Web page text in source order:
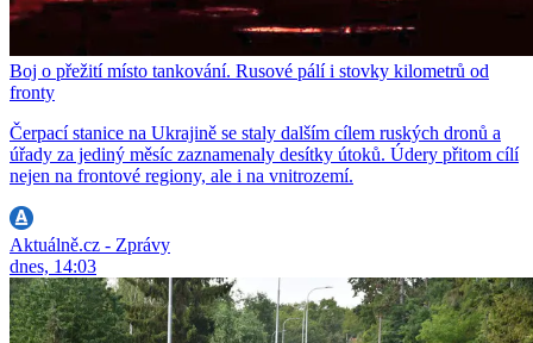
Boj o přežití místo tankování. Rusové pálí i stovky kilometrů od
fronty
Čerpací stanice na Ukrajině se staly dalším cílem ruských dronů a
úřady za jediný měsíc zaznamenaly desítky útoků. Údery přitom cílí
nejen na frontové regiony, ale i na vnitrozemí.
Aktuálně.cz - Zprávy
dnes, 14:03